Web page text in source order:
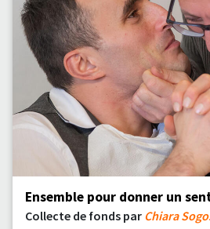
Ensemble pour donner un
Collecte de fonds par Chiara